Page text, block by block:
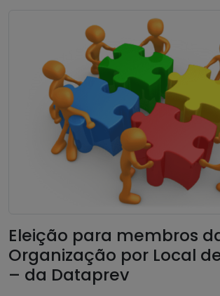
Eleição para membros
Organização por Local
– da Dataprev